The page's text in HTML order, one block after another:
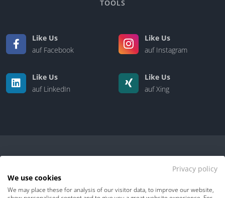
TOOLS
Like Us
auf Facebook
Like Us
auf Instagram
Like Us
auf LinkedIn
Like Us
auf Xing
Privacy policy
We use cookies
We may place these for analysis of our visitor data, to improve our website,